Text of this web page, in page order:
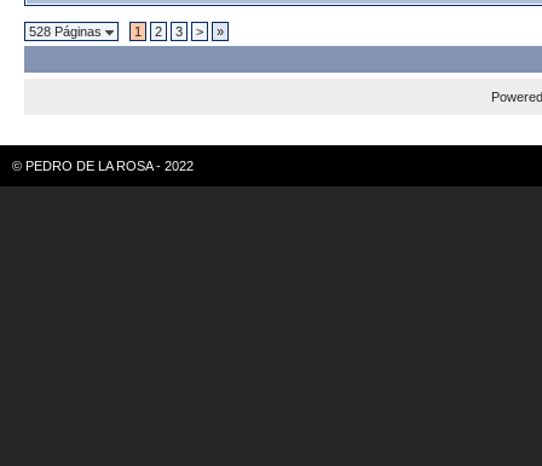
528 Páginas 1 2 3 > »
© PEDRO DE LA ROSA - 2022